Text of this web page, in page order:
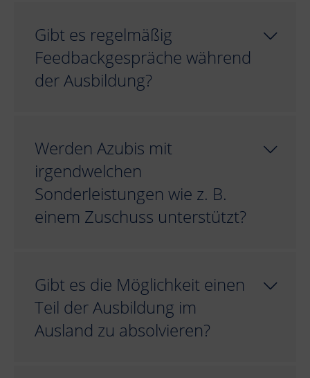
Gibt es regelmäßig
Feedbackgespräche während
der Ausbildung?
Werden Azubis mit
irgendwelchen
Sonderleistungen wie z. B.
einem Zuschuss unterstützt?
Gibt es die Möglichkeit einen
Teil der Ausbildung im
Ausland zu absolvieren?